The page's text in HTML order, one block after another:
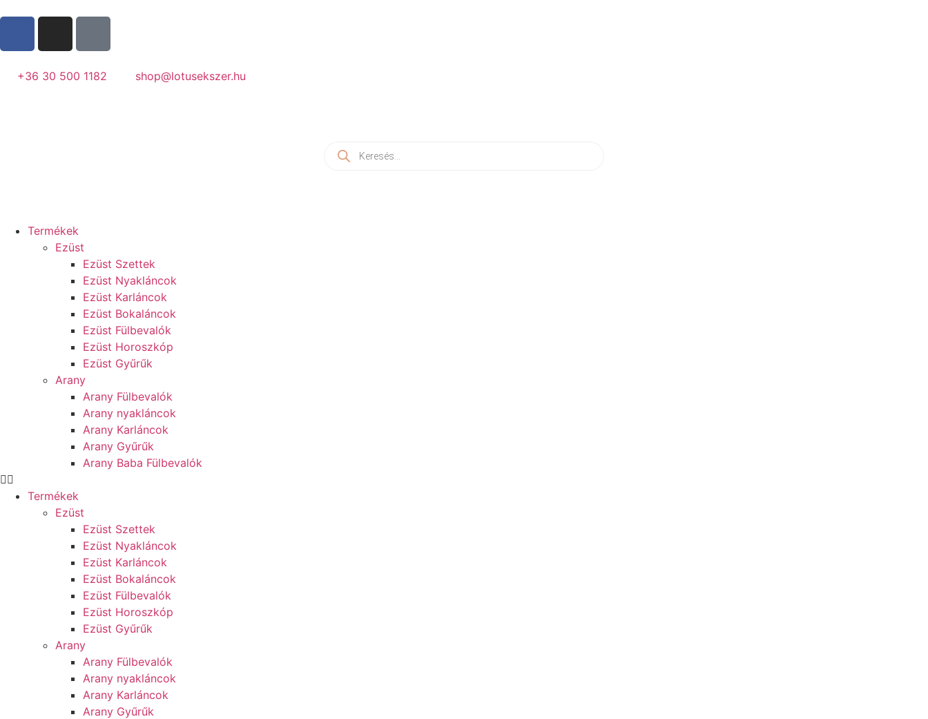
+36 30 500 1182 shop@lotusekszer.hu
Termékek
Ezüst
Ezüst Szettek
Ezüst Nyakláncok
Ezüst Karláncok
Ezüst Bokaláncok
Ezüst Fülbevalók
Ezüst Horoszkóp
Ezüst Gyűrűk
Arany
Arany Fülbevalók
Arany nyakláncok
Arany Karláncok
Arany Gyűrűk
Arany Baba Fülbevalók
Termékek
Ezüst
Ezüst Szettek
Ezüst Nyakláncok
Ezüst Karláncok
Ezüst Bokaláncok
Ezüst Fülbevalók
Ezüst Horoszkóp
Ezüst Gyűrűk
Arany
Arany Fülbevalók
Arany nyakláncok
Arany Karláncok
Arany Gyűrűk